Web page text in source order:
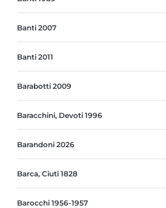
Banti 2007
Banti 2011
Barabotti 2009
Baracchini, Devoti 1996
Barandoni 2026
Barca, Ciuti 1828
Barocchi 1956-1957